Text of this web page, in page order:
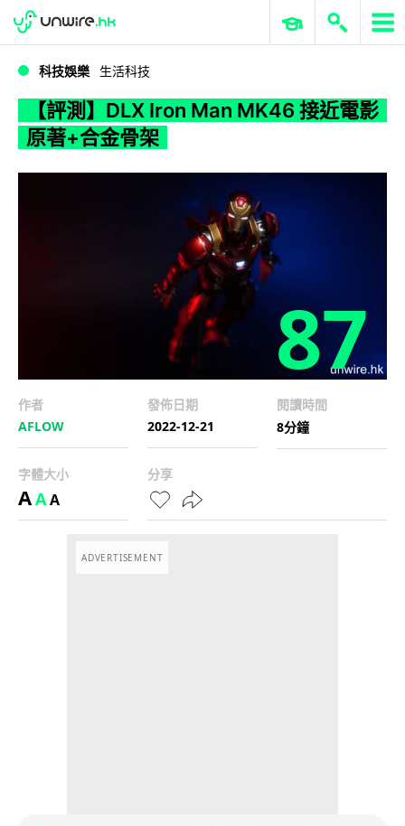
WWDC 2026 ERP 與商業 AI
科技娛樂 生活科技
【評測】DLX Iron Man MK46 接近電影
原著+合金骨架
87
作者
AFLOW
發佈日期
2022-12-21
閱讀時間
8分鐘
字體大小
AAA
分享
ADVERTISEMENT